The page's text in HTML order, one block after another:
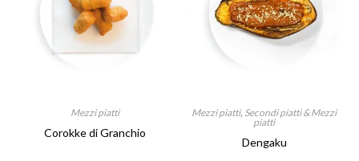
Mezzi piatti
Corokke di Granchio
Mezzi piatti, Secondi piatti & Mezzi
piatti
Dengaku